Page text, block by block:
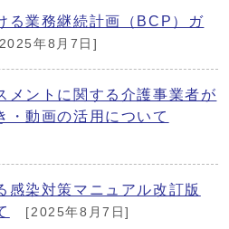
る業務継続計画（BCP）ガ
年8月7日]
メントに関する介護事業者が
・動画の活用について
感染対策マニュアル改訂版
[2025年8月7日]